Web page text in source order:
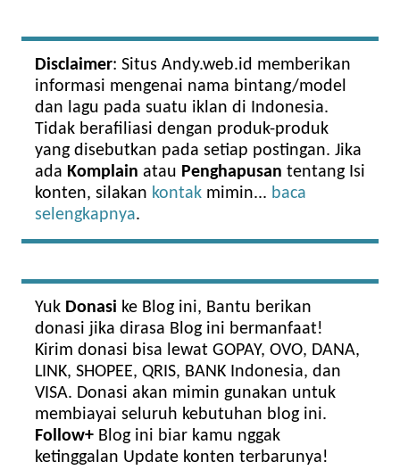
Disclaimer: Situs Andy.web.id memberikan
informasi mengenai nama bintang/model
dan lagu pada suatu iklan di Indonesia.
Tidak berafiliasi dengan produk-produk
yang disebutkan pada setiap postingan. Jika
ada Komplain atau Penghapusan tentang Isi
konten, silakan kontak mimin... baca
selengkapnya.
Yuk Donasi ke Blog ini, Bantu berikan
donasi jika dirasa Blog ini bermanfaat!
Kirim donasi bisa lewat GOPAY, OVO, DANA,
LINK, SHOPEE, QRIS, BANK Indonesia, dan
VISA. Donasi akan mimin gunakan untuk
membiayai seluruh kebutuhan blog ini.
Follow+ Blog ini biar kamu nggak
ketinggalan Update konten terbarunya!